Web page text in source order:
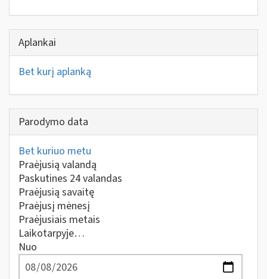
Aplankai
Bet kurį aplanką
Parodymo data
Bet kuriuo metu
Praėjusią valandą
Paskutines 24 valandas
Praėjusią savaitę
Praėjusį mėnesį
Praėjusiais metais
Laikotarpyje…
Nuo